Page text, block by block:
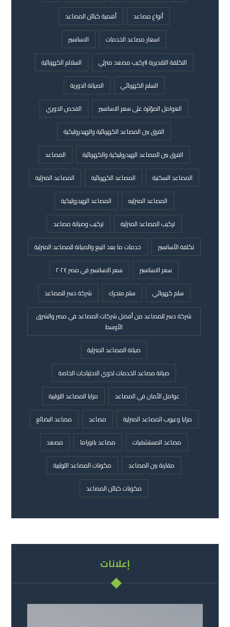
أنواع مصاعد
أهمية كبائن المصاعد
اسعار مصاعد الخدمات
الاسانسير
التكلفة التقديرية لتركيب مصعد منزلي
السلالم الكهربائية
السلم الكهربائي
الصيانة الدورية
العوامل المؤثرة على سعر الاسانسير
الفحص الدوري
الفرق بين المصاعد الكهربائية والهيدروليكية
الفرق بين المصاعد الهيدروليكية والكهربائية
المصاعد
المصاعد السكنية
المصاعد الكهربائية
المصاعد المنزلية
المصاعد المنزليه
المصاعد الهيدروليكية
تركيب المصاعد المنزلية
تركيب وصيانة مصاعد
تكلفة الأسانسير
خدمات ما بعد البيع والصيانة للمصاعد المنزلية
سعر الاسانسير
سعر الاسانسير في مصر ٢٠٢٤
سلم كهربائي
سلم متحرك
شركة دسر للمصاعد
شركة دسر للمصاعد من أفضل شركات المصاعد في مصر والشرق
الأوسط
صيانة المصاعد المنزلية
صيانة مصاعد الخدمات لذوي الاحتياجات الخاصة
عوامل الأمان في المصاعد
مزايا المصاعد اللولبية
مزايا وعيوب المصاعد المنزلية
مصاعد
مصاعد البضائع
مصاعد المستشفيات
مصاعد بانوراما
مصعد
مقارنة بين المصاعد
مكونات المصاعد اللولبية
مكونات كبائن المصاعد
إعلانات